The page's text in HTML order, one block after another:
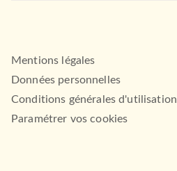
Mentions légales
Données personnelles
Conditions générales d'utilisation
Paramétrer vos cookies